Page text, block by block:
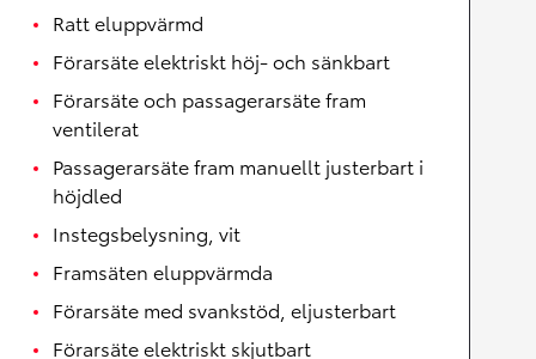
Ratt eluppvärmd
Förarsäte elektriskt höj- och sänkbart
Förarsäte och passagerarsäte fram
ventilerat
Passagerarsäte fram manuellt justerbart i
höjdled
Instegsbelysning, vit
Framsäten eluppvärmda
Förarsäte med svankstöd, eljusterbart
Förarsäte elektriskt skjutbart